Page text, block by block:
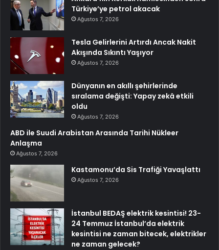
Türkiye’ye petrol akacak
Ağustos 7, 2026
Tesla Gelirlerini Artırdı Ancak Nakit
Akışında Sıkıntı Yaşıyor
Ağustos 7, 2026
Dünyanın en akıllı şehirlerinde
sıralama değişti: Yapay zekâ etkili
oldu
Ağustos 7, 2026
ABD ile Suudi Arabistan Arasında Tarihi Nükleer
Anlaşma
Ağustos 7, 2026
Kastamonu’da Sis Trafiği Yavaşlattı
Ağustos 7, 2026
İstanbul BEDAŞ elektrik kesintisi! 23-
24 Temmuz İstanbul’da elektrik
kesintisi ne zaman bitecek, elektrikler
ne zaman gelecek?